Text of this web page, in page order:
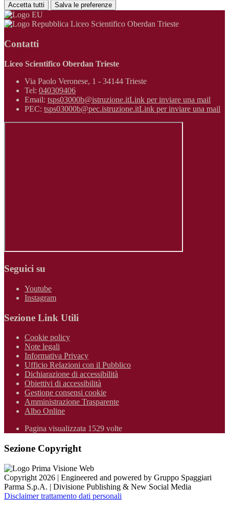
Accetta tutti Salva le preferenze
Liceo Scientifico Oberdan Trieste
Contatti
Liceo Scientifico Oberdan Trieste
Via Paolo Veronese, 1 - 34144 Trieste
Tel: 040309406
Email: tsps03000b@istruzione.itLink per inviare una mail
PEC: tsps03000b@pec.istruzione.itLink per inviare una mail
Seguici su
Youtube
Instagram
Sezione Link Utili
Cookie policy
Note legali
Informativa Privacy
Ufficio Relazioni con il Pubblico
Dichiarazione di accessibilità
Obiettivi di accessibilità
Gestione consensi cookie
Amministrazione Trasparente
Albo Online
Pagina visualizzata 1529 volte
Sezione Copyright
Copyright 2026 | Engineered and powered by Gruppo Spaggiari
Parma S.p.A. | Divisione Publishing & New Social Media
Disclaimer trattamento dati personali